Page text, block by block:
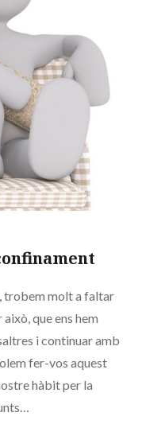
trobem molt a faltar
que ens hem
i continuar amb
fer-vos aquest
hàbit per la